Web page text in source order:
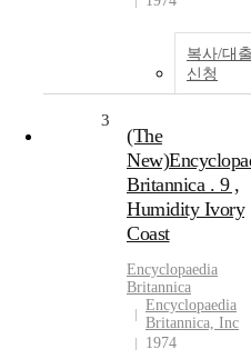
복사/대
신청
3
(The
Britannica . 9 ,
Humidity Ivory
Coast
Encyclopaedia
Britannica
Encyclopaedia
Britannica, Inc
1974